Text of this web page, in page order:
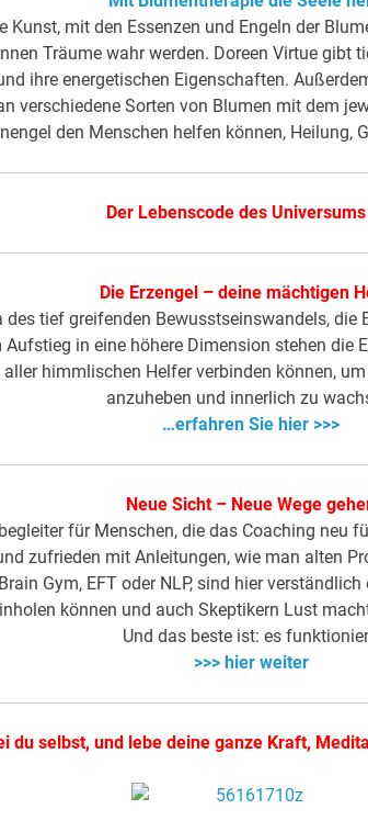
Kunst, mit den Essenzen und Engeln der
Träume wahr werden. Doreen Virtue gibt
ihre energetischen Eigenschaften.
verschiedene Sorten von Blumen mit dem
den Menschen helfen können, Heilung,
Der Lebenscode des Universums
Die Erzengel – deine mächtigen
des tief greifenden Bewusstseinswandels, die
in eine höhere Dimension stehen die
himmlischen Helfer verbinden können,
anzuheben und innerlich zu
…erfahren Sie hier >>>
Neue Sicht – Neue Wege
für Menschen, die das Coaching neu
zufrieden mit Anleitungen, wie man alten
Gym, EFT oder NLP, sind hier
können und auch Skeptikern Lust
Und das beste ist: es
>>> hier weiter
du selbst, und lebe deine ganze Kraft,